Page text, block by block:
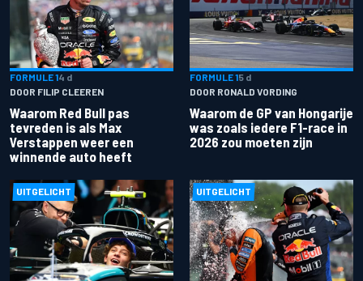
FORMULE 14 d
DOOR FILIP CLEEREN
Waarom Red Bull pas
tevreden is als Max
Verstappen weer een
winnende auto heeft
FORMULE 15 d
DOOR RONALD VORDING
Waarom de GP van Hongarije
was zoals iedere F1-race in
2026 zou moeten zijn
UITGELICHT UITGELICHT